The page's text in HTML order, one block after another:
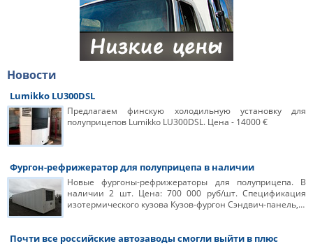
Новости
Lumikko LU300DSL
Предлагаем финскую холодильную установку для
полуприцепов Lumikko LU300DSL. Цена - 14000 €
Фургон-рефрижератор для полуприцепа в наличии
Новые фургоны-рефрижераторы для полуприцепа. В
наличии 2 шт. Цена: 700 000 руб/шт. Спецификация
изотермического кузова Кузов-фургон Сэндвич-панель,…
Почти все российские автозаводы смогли выйти в плюс